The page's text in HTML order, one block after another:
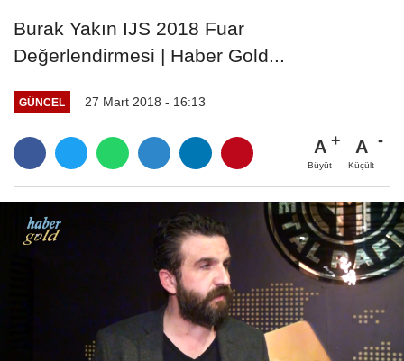
Burak Yakın IJS 2018 Fuar
Değerlendirmesi | Haber Gold...
GÜNCEL 27 Mart 2018 - 16:13
A
Büyüt
A
Küçült